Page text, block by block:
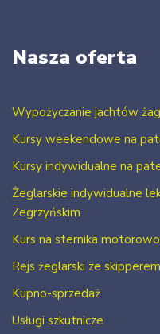
Nasza oferta
Wypożyczanie jachtów
Kursy weekendowe na
Kursy indywidualne na
Żeglarskie indywidualne
Zegrzyńskim
Kurs na sternika
Rejs żeglarski ze
Kupno-sprzedaż
Usługi szkutnicze